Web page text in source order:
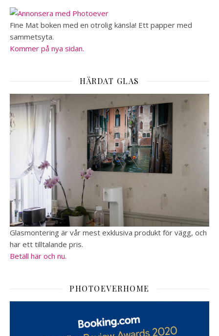
Fine Mat boken med en otrolig känsla! Ett papper med
sammetsyta.
Kommer på nya sidan.
HÄRDAT GLAS
Glasmontering är vår mest exklusiva produkt för vägg, och
har ett tilltalande pris.
Betäll här och nu.
PHOTOEVERHOME